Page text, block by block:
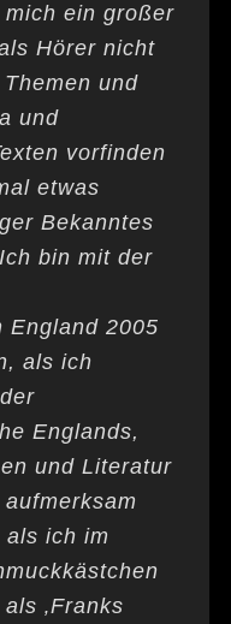
ein großer
Hörer nicht
und
und
vorfinden
etwas
Bekanntes
bin mit der
England 2005
als ich
Englands,
und Literatur
ich im
‚Franks